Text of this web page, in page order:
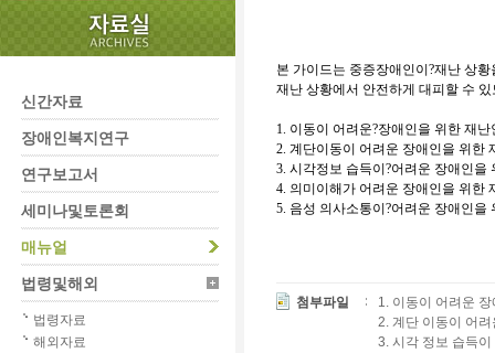
신간자료
장애인복지연구
연구보고서
세미나및토론회
매뉴얼
법령및해외
법령자료
해외자료
본 가이드는 중증장애인이?재난 상황
재난 상황에서 안전하게 대피할 수
1. 이동이 어려운?장애인을 위한 재
2. 계단이동이 어려운 장애인을 위한
3. 시각정보 습득이?어려운 장애인
4. 의미이해가 어려운 장애인을 위한
5. 음성 의사소통이?어려운 장애인을
첨부파일
1. 이동이 어려운
2. 계단 이동이 어
3. 시각 정보 습득